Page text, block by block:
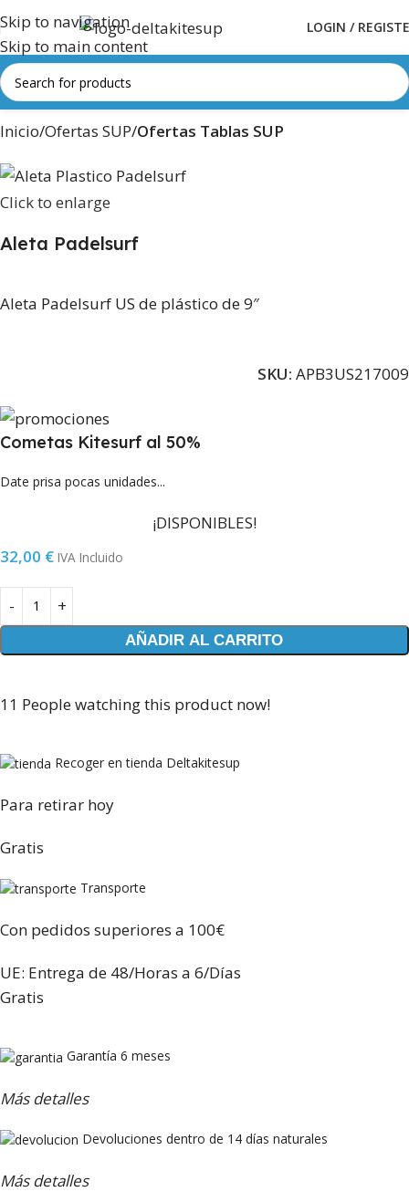
Skip to navigation
Skip to main content
LOGIN /
Inicio Ofertas SUP Ofertas Tablas SUP
Click to enlarge
Aleta Padelsurf
Aleta Padelsurf US de plástico de 9″
SKU: APB3US217009
Cometas Kitesurf al 50%
Date prisa pocas unidades...
¡DISPONIBLES!
32,00 € IVA Incluido
AÑADIR AL CARRITO
11 People watching this product now!
Recoger en tienda Deltakitesup
Para retirar hoy
Gratis
Transporte
Con pedidos superiores a 100€
UE: Entrega de 48/Horas a 6/Días
Gratis
Garantía 6 meses
Más detalles
Devoluciones dentro de 14 días naturales
Más detalles